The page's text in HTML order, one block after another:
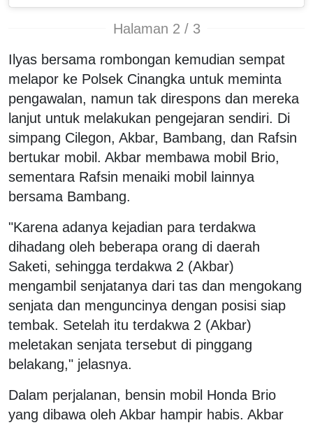
Halaman 2 / 3
Ilyas bersama rombongan kemudian sempat
melapor ke Polsek Cinangka untuk meminta
pengawalan, namun tak direspons dan mereka
lanjut untuk melakukan pengejaran sendiri. Di
simpang Cilegon, Akbar, Bambang, dan Rafsin
bertukar mobil. Akbar membawa mobil Brio,
sementara Rafsin menaiki mobil lainnya
bersama Bambang.
"Karena adanya kejadian para terdakwa
dihadang oleh beberapa orang di daerah
Saketi, sehingga terdakwa 2 (Akbar)
mengambil senjatanya dari tas dan mengokang
senjata dan menguncinya dengan posisi siap
tembak. Setelah itu terdakwa 2 (Akbar)
meletakan senjata tersebut di pinggang
belakang," jelasnya.
Dalam perjalanan, bensin mobil Honda Brio
yang dibawa oleh Akbar hampir habis. Akbar